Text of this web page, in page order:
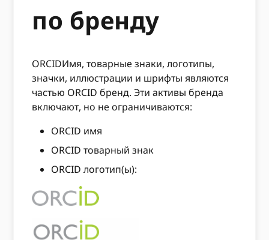
по бренду
ORCIDИмя, товарные знаки, логотипы,
значки, иллюстрации и шрифты являются
частью ORCID бренд. Эти активы бренда
включают, но не ограничиваются:
ORCID имя
ORCID товарный знак
ORCID логотип(ы):